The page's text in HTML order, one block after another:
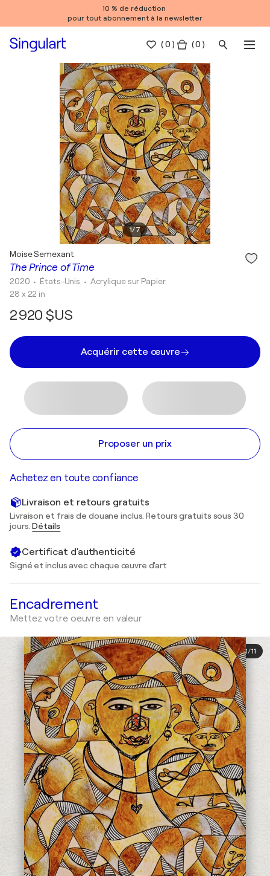
10 % de réduction
pour tout abonnement à la newsletter
(0 ) ( 0 )
1/7
The Prince of Time
Moise Semexant
2020 • États-Unis • Acrylique sur Papier
28 x 22 in
2 920 $US
Acquérir cette œuvre
Proposer un prix
Achetez en toute confiance
Livraison et retours gratuits
Livraison et frais de douane inclus. Retours gratuits sous 30
jours.Détails
Certificat d'authenticité
Signé et inclus avec chaque œuvre d'art
Encadrement
Mettez votre oeuvre en valeur
1/11